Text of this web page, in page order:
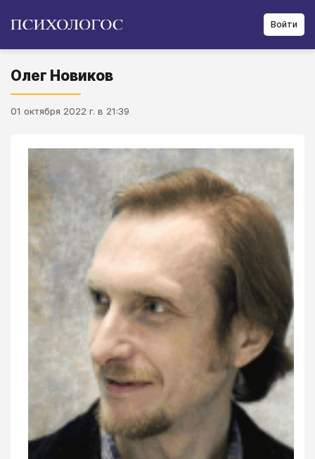
Войти
Олег Новиков
01 октября 2022 г. в 21:39